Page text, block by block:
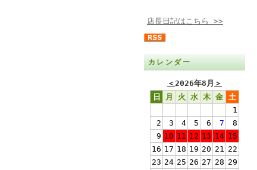
店長日記はこちら >>
カレンダー
＜2026年8月 ＞
日
月 火 水 木 金 土
1
2
3 4 5 6 7
8
9 10 11 12 13 14 15
16 17 18 19 20 21 22
23 24 25 26 27 28 29